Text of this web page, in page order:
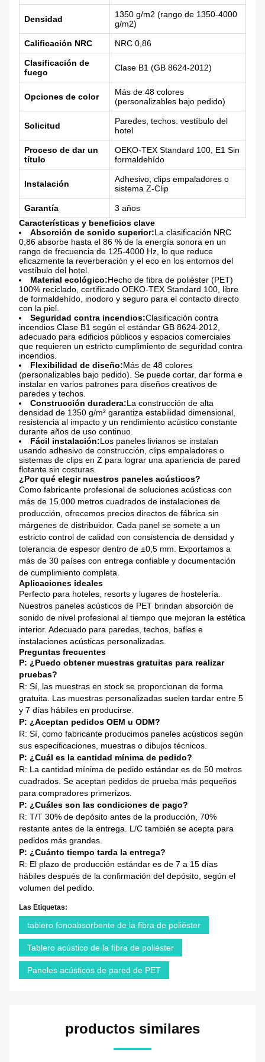
Densidad
1350 g/m2 (rango de 1350-4000
g/m2)
Calificación NRC NRC 0,86
Clasificación de
fuego
Clase B1 (GB 8624-2012)
Opciones de color
Más de 48 colores
(personalizables bajo pedido)
Solicitud
Paredes, techos: vestíbulo del
hotel
Proceso de dar un
título
OEKO-TEX Standard 100, E1 Sin
formaldehído
Instalación
Adhesivo, clips empaladores o
sistema Z-Clip
Garantía
3 años
Características y beneficios clave
Absorción de sonido superior:La clasificación NRC
0,86 absorbe hasta el 86 % de la energía sonora en un
rango de frecuencia de 125-4000 Hz, lo que reduce
eficazmente la reverberación y el eco en los entornos del
vestíbulo del hotel.
Material ecológico:Hecho de fibra de poliéster (PET)
100% reciclado, certificado OEKO-TEX Standard 100, libre
de formaldehído, inodoro y seguro para el contacto directo
con la piel.
Seguridad contra incendios:Clasificación contra
incendios Clase B1 según el estándar GB 8624-2012,
adecuado para edificios públicos y espacios comerciales
que requieren un estricto cumplimiento de seguridad contra
incendios.
Flexibilidad de diseño:Más de 48 colores
(personalizables bajo pedido). Se puede cortar, dar forma e
instalar en varios patrones para diseños creativos de
paredes y techos.
Construcción duradera:La construcción de alta
densidad de 1350 g/m² garantiza estabilidad dimensional,
resistencia al impacto y un rendimiento acústico constante
durante años de uso continuo.
Fácil instalación:Los paneles livianos se instalan
usando adhesivo de construcción, clips empaladores o
sistemas de clips en Z para lograr una apariencia de pared
flotante sin costuras.
¿Por qué elegir nuestros paneles acústicos?
Como fabricante profesional de soluciones acústicas con
más de 15.000 metros cuadrados de instalaciones de
producción, ofrecemos precios directos de fábrica sin
márgenes de distribuidor. Cada panel se somete a un
estricto control de calidad con consistencia de densidad y
tolerancia de espesor dentro de ±0,5 mm. Exportamos a
más de 30 países con entrega confiable y documentación
de cumplimiento completa.
Aplicaciones ideales
Perfecto para hoteles, resorts y lugares de hostelería.
Nuestros paneles acústicos de PET brindan absorción de
sonido de nivel profesional al tiempo que mejoran la estética
interior. Adecuado para paredes, techos, bafles e
instalaciones acústicas personalizadas.
Preguntas frecuentes
P: ¿Puedo obtener muestras gratuitas para realizar
pruebas?
R: Sí, las muestras en stock se proporcionan de forma
gratuita. Las muestras personalizadas suelen tardar entre 5
y 7 días hábiles en producirse.
P: ¿Aceptan pedidos OEM u ODM?
R: Sí, como fabricante producimos paneles acústicos según
sus especificaciones, muestras o dibujos técnicos.
P: ¿Cuál es la cantidad mínima de pedido?
R: La cantidad mínima de pedido estándar es de 50 metros
cuadrados. Se aceptan pedidos de prueba más pequeños
para compradores primerizos.
P: ¿Cuáles son las condiciones de pago?
R: T/T 30% de depósito antes de la producción, 70%
restante antes de la entrega. L/C también se acepta para
pedidos más grandes.
P: ¿Cuánto tiempo tarda la entrega?
R: El plazo de producción estándar es de 7 a 15 días
hábiles después de la confirmación del depósito, según el
volumen del pedido.
Las Etiquetas:
tablero fonoabsorbente de la fibra de poliéster
Tablero acústico de la fibra de poliéster
Paneles acústicos de pared de PET
productos similares